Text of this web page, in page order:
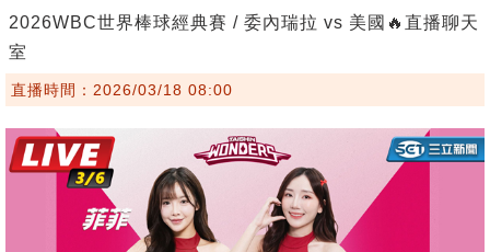
2026WBC世界棒球經典賽 / 委內瑞拉 vs 美國🔥直播聊天
室
直播時間：2026/03/18 08:00